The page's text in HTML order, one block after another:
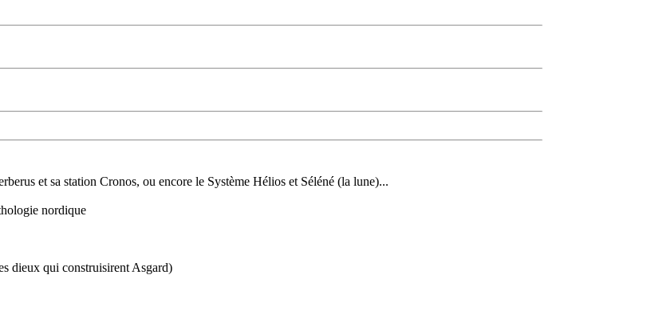
et sa station Cronos, ou encore le Système Hélios et Séléné (la lune)...
nordique
dieux qui construisirent Asgard)